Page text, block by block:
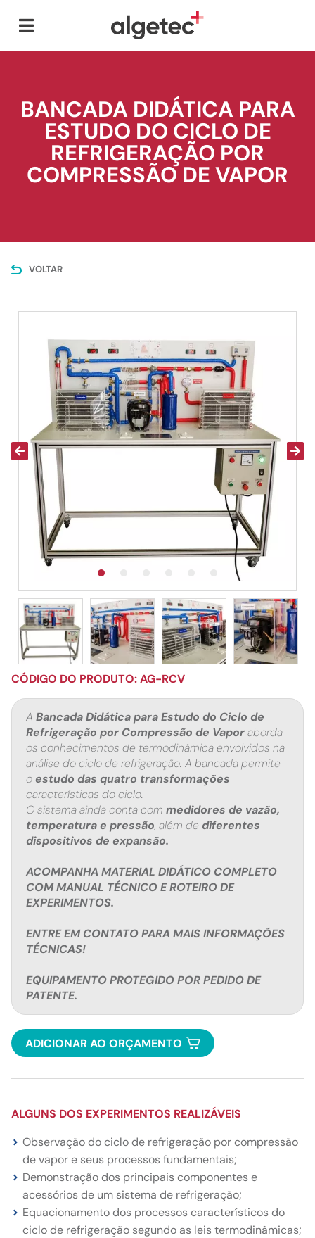
BANCADA DIDÁTICA PARA
ESTUDO DO CICLO DE
REFRIGERAÇÃO POR
COMPRESSÃO DE VAPOR
VOLTAR
CÓDIGO DO PRODUTO: AG-RCV
A Bancada Didática para Estudo do Ciclo de
Refrigeração por Compressão de Vaporaborda
os conhecimentos de termodinâmica envolvidos na
análise do ciclo de refrigeração. A bancada permite
oestudo das quatro transformações
características do ciclo.
O sistema ainda conta com medidores de vazão,
temperatura e pressão, além de diferentes
dispositivos de expansão.
ACOMPANHA MATERIAL DIDÁTICO COMPLETO
COM MANUAL TÉCNICO E ROTEIRO DE
EXPERIMENTOS.
ENTRE EM CONTATO PARA MAIS INFORMAÇÕES
TÉCNICAS!
EQUIPAMENTO PROTEGIDO POR PEDIDO DE
PATENTE.
ADICIONAR AO ORÇAMENTO
ALGUNS DOS EXPERIMENTOS REALIZÁVEIS
Observação do ciclo de refrigeração por compressão
de vapor e seus processos fundamentais;
Demonstração dos principais componentes e
acessórios de um sistema de refrigeração;
Equacionamento dos processos característicos do
ciclo de refrigeração segundo as leis termodinâmicas;